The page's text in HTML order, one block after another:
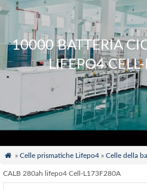
10000 BATTERIA
LIFEPO4
 » Celle prismatiche Lifepo4» Celle della
CALB 280ah lifepo4 Cell-L173F280A